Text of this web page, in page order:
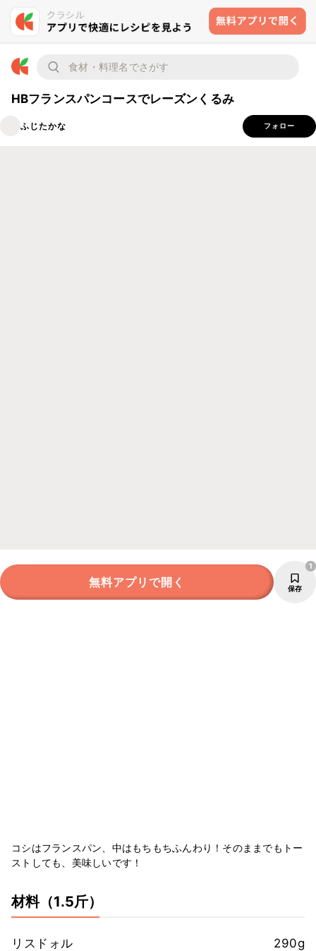
HBフランスパンコースでレーズンくるみ
ふじたかな フォロー
無料アプリで開く 保存
1
コシはフランスパン、中はもちもちふんわり！そのままでもトー
ストしても、美味しいです！
材料（1.5斤）
リスドォル
290g